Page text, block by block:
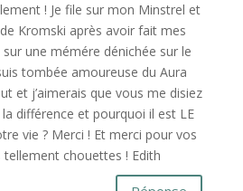
! Je file sur mon Minstrel et
Kromski après avoir fait mes
une mémére dénichée sur le
tombée amoureuse du Aura
et j’aimerais que vous me disiez
différence et pourquoi il est LE
vie ? Merci ! Et merci pour vos
chouettes ! Edith